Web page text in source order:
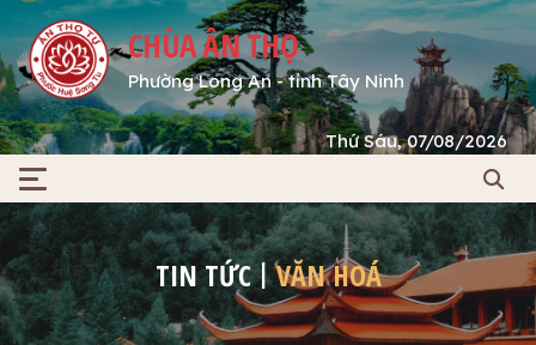
CHÙA ÂN THỌ
Phường Long An - tỉnh Tây Ninh
Thứ Sáu, 07/08/2026
TIN TỨC VĂN HOÁ